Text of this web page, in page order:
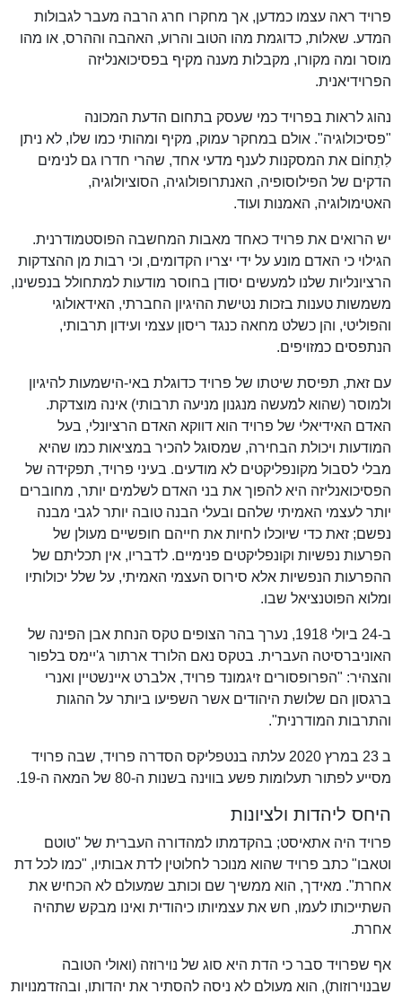
פרויד ראה עצמו כמדען, אך מחקרו חרג הרבה מעבר לגבולות
המדע. שאלות, כדוגמת מהו הטוב והרוע, האהבה וההרס, או מהו
מוסר ומה מקורו, מקבלות מענה מקיף בפסיכואנליזה
הפרוידיאנית.
נהוג לראות בפרויד כמי שעסק בתחום הדעת המכונה
"פסיכולוגיה". אולם במחקר עמוק, מקיף ומהותי כמו שלו, לא ניתן
לִתְחוֹם את המסקנות לענף מדעי אחד, שהרי חדרו גם לנימים
הדקים של הפילוסופיה, האנתרופולוגיה, הסוציולוגיה,
האטימולוגיה, האמנות ועוד.
יש הרואים את פרויד כאחד מאבות המחשבה הפוסטמודרנית.
הגילוי כי האדם מונע על ידי יצריו הקדומים, וכי רבות מן ההצדקות
הרציונליות שלנו למעשים יסודן בחוסר מודעות למתחולל בנפשינו,
משמשות טענות בזכות נטישת ההיגיון החברתי, האידאולוגי
והפוליטי, והן כשלט מחאה כנגד ריסון עצמי ועידון תרבותי,
הנתפסים כמזויפים.
עם זאת, תפיסת שיטתו של פרויד כדוגלת באי-הישמעות להיגיון
ולמוסר (שהוא למעשה מנגנון מניעה תרבותי) אינה מוצדקת.
האדם האידיאלי של פרויד הוא דווקא האדם הרציונלי, בעל
המודעות ויכולת הבחירה, שמסוגל להכיר במציאות כמו שהיא
מבלי לסבול מקונפליקטים לא מודעים. בעיני פרויד, תפקידה של
הפסיכואנליזה היא להפוך את בני האדם לשלמים יותר, מחוברים
יותר לעצמי האמיתי שלהם ובעלי הבנה טובה יותר לגבי מבנה
נפשם; זאת כדי שיוכלו לחיות את חייהם חופשיים מעולן של
הפרעות נפשיות וקונפליקטים פנימיים. לדבריו, אין תכליתם של
ההפרעות הנפשיות אלא סירוס העצמי האמיתי, על שלל יכולותיו
ומלוא הפוטנציאל שבו.
ב-24 ביולי 1918, נערך בהר הצופים טקס הנחת אבן הפינה של
האוניברסיטה העברית. בטקס נאם הלורד ארתור ג'יימס בלפור
והצהיר: "הפרופסורים זיגמונד פרויד, אלברט איינשטיין ואנרי
ברגסון הם שלושת היהודים אשר השפיעו ביותר על ההגות
והתרבות המודרנית".
ב 23 במרץ 2020 עלתה בנטפליקס הסדרה פרויד, שבה פרויד
מסייע לפתור תעלומות פשע בווינה בשנות ה-80 של המאה ה-19.
היחס ליהדות ולציונות
פרויד היה אתאיסט; בהקדמתו למהדורה העברית של "טוטם
וטאבו" כתב פרויד שהוא מנוכר לחלוטין לדת אבותיו, "כמו לכל דת
אחרת". מאידך, הוא ממשיך שם וכותב שמעולם לא הכחיש את
השתייכותו לעמו, חש את עצמיותו כיהודית ואינו מבקש שתהיה
אחרת.
אף שפרויד סבר כי הדת היא סוג של נוירוזה (ואולי הטובה
שבנוירוזות), הוא מעולם לא ניסה להסתיר את יהדותו, ובהזדמנויות